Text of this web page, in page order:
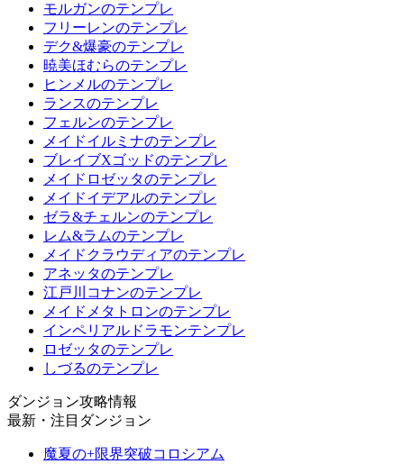
モルガンのテンプレ
フリーレンのテンプレ
デク&爆豪のテンプレ
暁美ほむらのテンプレ
ヒンメルのテンプレ
ランスのテンプレ
フェルンのテンプレ
メイドイルミナのテンプレ
ブレイブXゴッドのテンプレ
メイドロゼッタのテンプレ
メイドイデアルのテンプレ
ゼラ&チェルンのテンプレ
レム&ラムのテンプレ
メイドクラウディアのテンプレ
アネッタのテンプレ
江戸川コナンのテンプレ
メイドメタトロンのテンプレ
インペリアルドラモンテンプレ
ロゼッタのテンプレ
しづるのテンプレ
ダンジョン攻略情報
最新・注目ダンジョン
魔夏の+限界突破コロシアム